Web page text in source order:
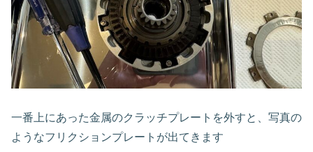
一番上にあった金属のクラッチプレートを外すと、写真の
ようなフリクションプレートが出てきます